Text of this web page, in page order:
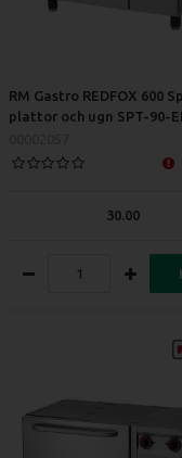
RM Gastro REDFOX 600
plattor och ugn SPT-90-
30.00